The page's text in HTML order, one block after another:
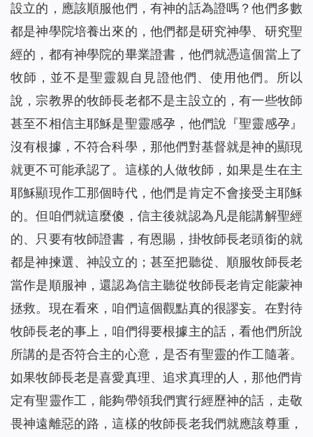
設立的，應該順服他們，有神的話為證嗎？他們多數
都是神學院培養出來的，他們都是研究神學、研究聖
經的，都有神學院的畢業證書，他們就憑這個當上了
牧師，並不是聖靈親自見證他們、使用他們。所以
說，宗教界的牧師長老都不是主設立的，有一些牧師
甚至不相信主耶穌是聖靈感孕，他們說『聖靈感孕』
沒有根據，不符合科學，那他們對基督就是神的顯現
就更不可能承認了。這樣的人做牧師，如果是生在主
耶穌顯現作工那個時代，他們是肯定不會接受主耶穌
的。但咱們就這麼傻，信主後就認為凡是能講解聖經
的、只要有牧師證書，有恩賜，掛牧師長老頭銜的就
都是神揀選、神設立的；甚至把聽從、順服牧師長老
當作是順服神，還認為信主聽從牧師長老肯定能蒙神
拯救。現在看來，咱們這個觀點真的很謬妄。在對待
牧師長老的事上，咱們得要根據主的話，看他們所說
所講的是否符合主的心意，是否有聖靈的作工隨著。
如果牧師長老是喜愛真理、追求真理的人，那他們肯
定有聖靈作工，能夠帶領我們實行經歷神的話，走敬
畏神遠離惡的路，這樣的牧師長老我們就應該尊重，